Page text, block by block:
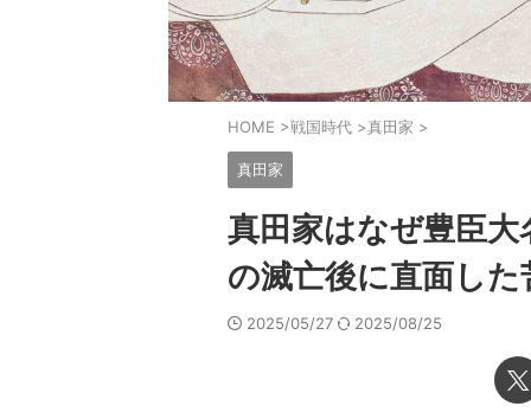
HOME >戦国時代 >真田家 >
真田家
真田家はなぜ豊臣
の滅亡後に直面した
2025/05/27 2025/08/25